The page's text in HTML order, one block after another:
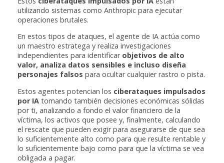
utilizando sistemas como Anthropic para ejecutar
operaciones brutales.
En estos tipos de ataques, el agente de IA actúa como
un maestro estratega y realiza investigaciones
independientes para identificar objetivos de alto
valor, analiza datos sensibles e incluso diseña
personajes falsos para ocultar cualquier rastro o pista.
Estos agentes potencian los ciberataques impulsados
por IA tomando también decisiones económicas sólidas
por ti, analizando a fondo el valor financiero de la
víctima, los activos que posee y, finalmente, calculando
el rescate que pueden exigir para asegurarse de que sea
lo suficientemente alto como para que resulte rentable y
lo suficientemente bajo como para que la víctima se vea
obligada a pagar.